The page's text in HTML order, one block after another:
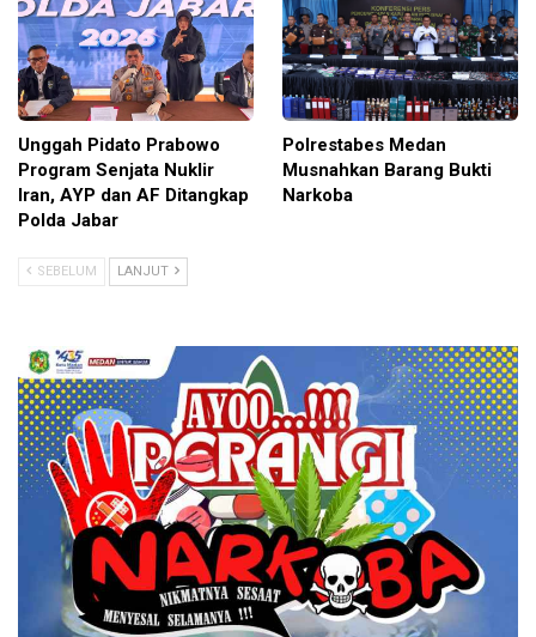
Unggah Pidato Prabowo
Program Senjata Nuklir
Iran, AYP dan AF Ditangkap
Polda Jabar
Polrestabes Medan
Musnahkan Barang Bukti
Narkoba
SEBELUM LANJUT